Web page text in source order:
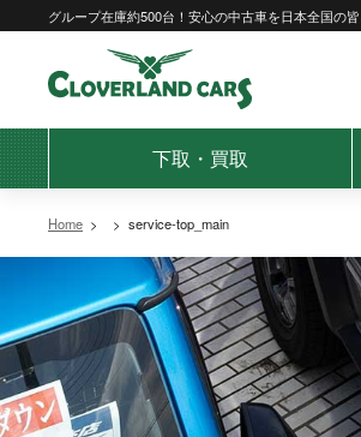
content
グループ在庫約500台！安心の中古車を日本全国の皆
下取・買取
Home > > service-top_main